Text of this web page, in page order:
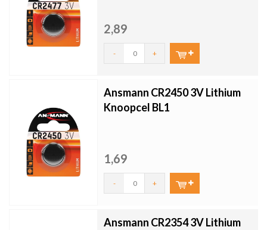
2,89
- +
Ansmann CR2450 3V Lithium
Knoopcel BL1
1,69
- +
Ansmann CR2354 3V Lithium